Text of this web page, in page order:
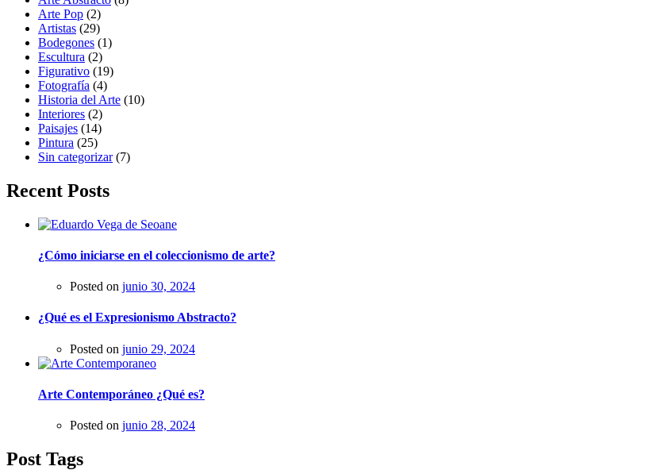
Arte Pop (2)
Artistas (29)
Bodegones (1)
Escultura (2)
Figurativo (19)
Fotografía (4)
Historia del Arte (10)
Interiores (2)
Paisajes (14)
Pintura (25)
Sin categorizar(7)
Recent Posts
¿Cómo iniciarse en el coleccionismo de arte?
Posted on junio 30, 2024
¿Qué es el Expresionismo Abstracto?
Posted on junio 29, 2024
Arte Contemporáneo ¿Qué es?
Posted on junio 28, 2024
Post Tags